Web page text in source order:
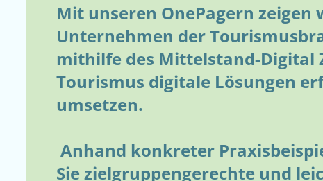
Mit unseren OnePagern zeigen
Unternehmen der
mithilfe des Mittelstand-Digital
Tourismus digitale Lösungen
umsetzen.
Anhand konkreter
Sie zielgruppengerechte und